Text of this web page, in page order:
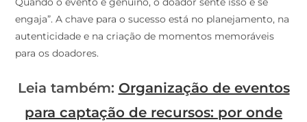
engaja”. A chave para o sucesso está no planejamento, na
autenticidade e na criação de momentos memoráveis
para os doadores.
Leia também: Organização de eventos
para captação de recursos: por onde